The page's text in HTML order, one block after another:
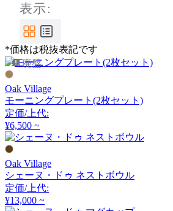
表示:
*価格は税抜表記です
廃盤
Oak Village
モーニングプレート(2枚セット)
定価/上代:
¥6,500 ~
Oak Village
シェーヌ・ドゥ ネストボウル
定価/上代:
¥13,000 ~